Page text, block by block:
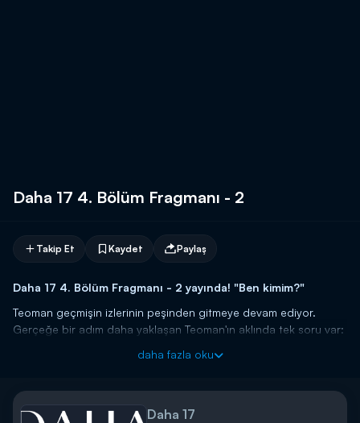
Daha 17 4. Bölüm Fragmanı - 2
Takip Et Kaydet Paylaş
Daha 17 4. Bölüm Fragmanı - 2 yayında! "Ben kimim?"
Teoman geçmişin izlerinin peşinden gitmeye devam ediyor.
Gerçeğe bir adım daha yaklaşan Teoman'ın aklında tek soru var:
Tekrar ıslah evine gitme gerçeğiyle karşı karşıya.
daha fazla oku
Daha 17